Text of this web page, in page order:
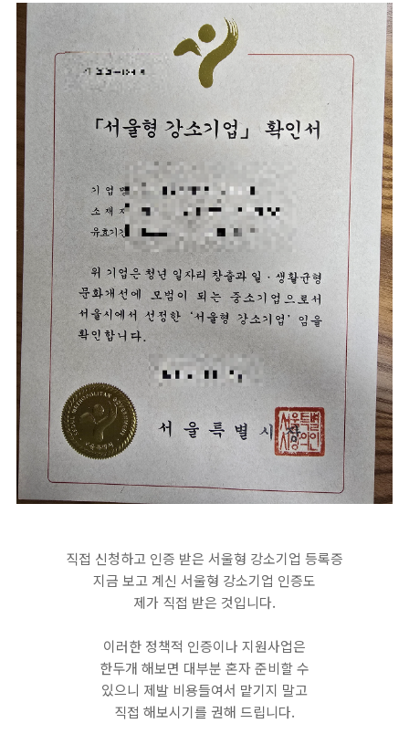
직접 신청하고 인증 받은 서울형 강소기업 등록증
지금 보고 계신 서울형 강소기업 인증도
제가 직접 받은 것입니다.
이러한 정책적 인증이나 지원사업은
한두개 해보면 대부분 혼자 준비할 수
있으니 제발 비용들여서 맡기지 말고
직접 해보시기를 권해 드립니다.